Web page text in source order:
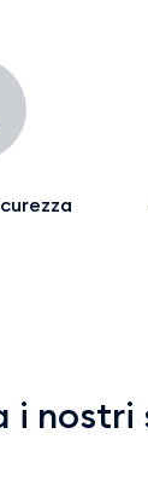
i nostri